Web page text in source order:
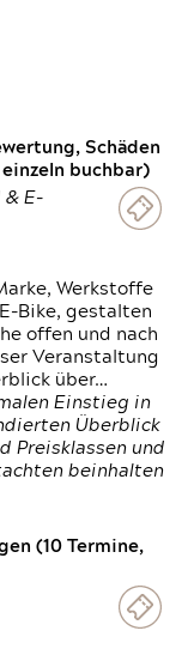
Schäden
buchbar)
& E-
Werkstoffe
Bike, gestalten
offen und nach
Veranstaltung
über…
Einstieg in
Überblick
Preisklassen und
beinhalten
(10 Termine,